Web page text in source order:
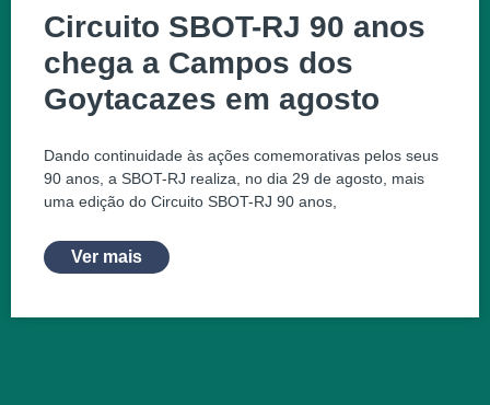
Circuito SBOT-RJ 90 anos
chega a Campos dos
Goytacazes em agosto
Dando continuidade às ações comemorativas pelos seus
90 anos, a SBOT-RJ realiza, no dia 29 de agosto, mais
uma edição do Circuito SBOT-RJ 90 anos,
Ver mais